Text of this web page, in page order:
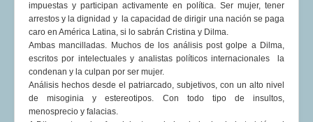
impuestas y participan activamente en política. Ser mujer, tener
arrestos y la dignidad y la capacidad de dirigir una nación se paga
caro en América Latina, si lo sabrán Cristina y Dilma.
Ambas mancilladas. Muchos de los análisis post golpe a Dilma,
escritos por intelectuales y analistas políticos internacionales la
condenan y la culpan por ser mujer.
Análisis hechos desde el patriarcado, subjetivos, con un alto nivel
de misoginia y estereotipos. Con todo tipo de insultos,
menosprecio y falacias.